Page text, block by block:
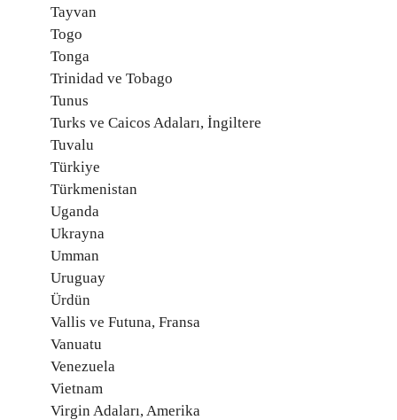
Tayvan
Togo
Tonga
Trinidad ve Tobago
Tunus
Turks ve Caicos Adaları, İngiltere
Tuvalu
Türkiye
Türkmenistan
Uganda
Ukrayna
Umman
Uruguay
Ürdün
Vallis ve Futuna, Fransa
Vanuatu
Venezuela
Vietnam
Virgin Adaları, Amerika